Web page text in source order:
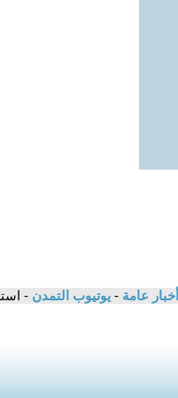
أخبار عامة - يوتيوب التمدن -